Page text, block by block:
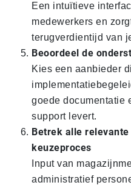
Een intuïtieve
medewerkers en
terugverdientijd van
Beoordeel de
Kies een aanbieder
goede documentatie
support levert.
Betrek alle
keuzeproces
Input van
administratief